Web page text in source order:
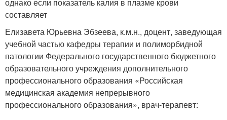
составляет
Елизавета Юрьевна Эбзеева, к.м.н., доцент, заведующая
учебной частью кафедры терапии и полиморбидной
патологии Федерального государственного бюджетного
образовательного учреждения дополнительного
профессионального образования «Российская
медицинская академия непрерывного
профессионального образования», врач-терапевт: